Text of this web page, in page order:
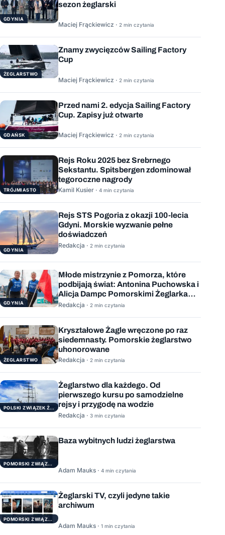
GDYNIA
sezon żeglarski
Maciej Frąckiewicz · 2 min czytania
ŻEGLARSTWO
Znamy zwycięzców Sailing Factory
Cup
Maciej Frąckiewicz · 2 min czytania
GDAŃSK
Przed nami 2. edycja Sailing Factory
Cup. Zapisy już otwarte
Maciej Frąckiewicz · 2 min czytania
TRÓJMIASTO
Rejs Roku 2025 bez Srebrnego
Sekstantu. Spitsbergen zdominował
tegoroczne nagrody
Kamil Kusier · 4 min czytania
GDYNIA
Rejs STS Pogoria z okazji 100-lecia
Gdyni. Morskie wyzwanie pełne
doświadczeń
Redakcja · 2 min czytania
GDYNIA
Młode mistrzynie z Pomorza, które
podbijają świat: Antonina Puchowska i
Alicja Dampc Pomorskimi Żeglarkami
Roku 2025
Redakcja · 2 min czytania
ŻEGLARSTWO
Kryształowe Żagle wręczone po raz
siedemnasty. Pomorskie żeglarstwo
uhonorowane
Redakcja · 2 min czytania
POLSKI ZWIĄZEK ŻEGLARSKI
Żeglarstwo dla każdego. Od
pierwszego kursu po samodzielne
rejsy i przygodę na wodzie
Redakcja · 3 min czytania
POMORSKI ZWIĄZEK ŻEGLARSKI
Baza wybitnych ludzi żeglarstwa
Adam Mauks · 4 min czytania
POMORSKI ZWIĄZEK ŻEGLARSKI
Żeglarski TV, czyli jedyne takie
archiwum
Adam Mauks · 1 min czytania